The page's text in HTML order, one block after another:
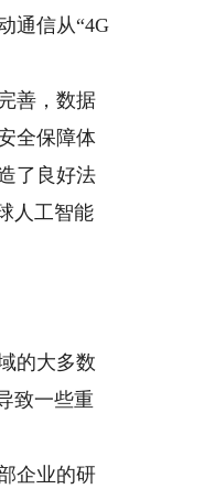
通信从“4G
善，数据
全保障体
了良好法
人工智能
的大多数
致一些重
企业的研